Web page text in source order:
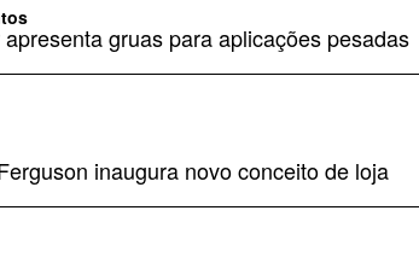
apresenta gruas para aplicações pesadas
inaugura novo conceito de loja